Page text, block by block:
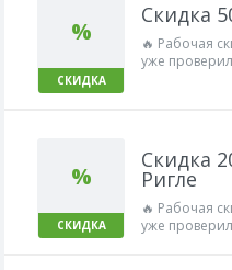
%
СКИДКА
Скидка
🔥 Рабочая
уже
%
СКИДКА
Скидка
Ригле
🔥 Рабочая
уже